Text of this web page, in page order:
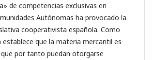
de competencias exclusivas en
Autónomas ha provocado la
cooperativista española. Como
que la materia mercantil es
por tanto puedan otorgarse